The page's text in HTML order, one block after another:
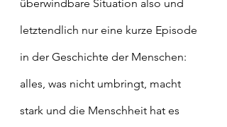
überwindbare Situation also und
letztendlich nur eine kurze Episode
in der Geschichte der Menschen:
alles, was nicht umbringt, macht
stark und die Menschheit hat es